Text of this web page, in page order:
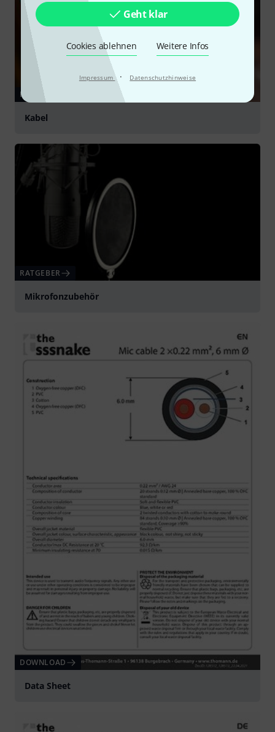
Geht klar
Cookies ablehnen Weitere Infos
Impressum · Datenschutzhinweise
RATGEBER
Kabel
RATGEBER
Mikrofonzubehör
DOWNLOAD
Data Sheet